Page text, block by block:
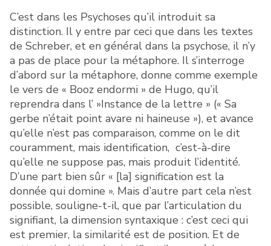
C’est dans les Psychoses qu’il introduit sa
distinction. Il y entre par ceci que dans les textes
de Schreber, et en général dans la psychose, il n’y
a pas de place pour la métaphore. Il s’interroge
d’abord sur la métaphore, donne comme exemple
le vers de « Booz endormi » de Hugo, qu’il
reprendra dans l’ »Instance de la lettre » (« Sa
gerbe n’était point avare ni haineuse »), et avance
qu’elle n’est pas comparaison, comme on le dit
couramment, mais identification, c’est-à-dire
qu’elle ne suppose pas, mais produit l’identité.
D’une part bien sûr « [la] signification est la
donnée qui domine ». Mais d’autre part cela n’est
possible, souligne-t-il, que par l’articulation du
signifiant, la dimension syntaxique : c’est ceci qui
est premier, la similarité est de position. Et de